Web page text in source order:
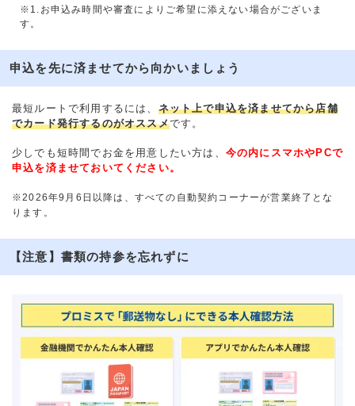
※1.お申込み時間や審査によりご希望に添えない場合がございま
す。
申込を先に済ませてから向かいましょう
最短ルートで利用するには、 ネット上で申込を済ませてから店舗
でカード発行するのがオススメです。
少しでも短時間でお金を用意したい方は、 今の内にスマホやPCで
申込を済ませておいてください。
※2026年9月6日以降は、すべての自動契約コーナーが営業終了とな
ります。
【注意】書類の持参を忘れずに